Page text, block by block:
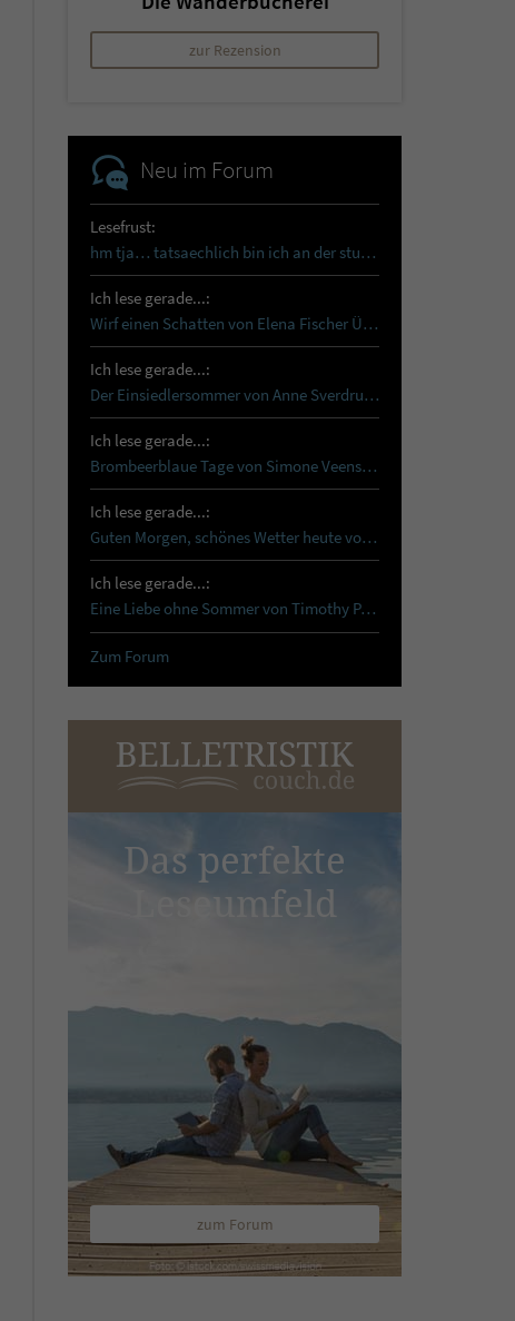
zur Rezension
Neu im Forum
Lesefrust:
hm tja… tatsaechlich bin ich an der sturmhoehe…
Ich lese gerade...:
Wirf einen Schatten von Elena Fischer Über…
Ich lese gerade...:
Der Einsiedlersommer von Anne Sverdrup-Thygeson …
Ich lese gerade...:
Brombeerblaue Tage von Simone Veenstra Reset …
Ich lese gerade...:
Guten Morgen, schönes Wetter heute von Tanja…
Ich lese gerade...:
Eine Liebe ohne Sommer von Timothy Paul Schon…
Zum Forum
Das perfekte
Leseumfeld
zum Forum